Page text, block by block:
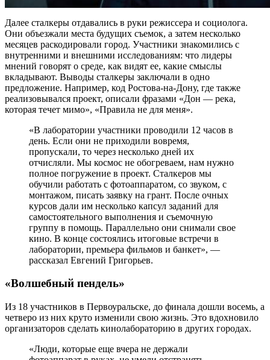
Далее сталкеры отдавались в руки режиссера и социолога.
Они объезжали места будущих съемок, а затем несколько
месяцев раскодировали город. Участники знакомились с
внутренними и внешними исследованиям: что лидеры
мнений говорят о среде, как видят ее, какие смыслы
вкладывают. Выводы сталкеры заключали в одно
предложение. Например, код Ростова-на-Дону, где также
реализовывался проект, описали фразами «Дон — река,
которая течет мимо», «Правила не для меня».
«В лаборатории участники проводили 12 часов в
день. Если они не приходили вовремя,
пропускали, то через несколько дней их
отчисляли. Мы космос не обогреваем, нам нужно
полное погружение в проект. Сталкеров мы
обучили работать с фотоаппаратом, со звуком, с
монтажом, писать заявку на грант. После очных
курсов дали им несколько капсул заданий для
самостоятельного выполнения и съемочную
группу в помощь. Параллельно они снимали свое
кино. В конце состоялись итоговые встречи в
лаборатории, премьера фильмов и банкет», —
рассказал Евгений Григорьев.
«Волшебный пендель»
Из 18 участников в Первоуральске, до финала дошли восемь, а
четверо из них круто изменили свою жизнь. Это вдохновило
организаторов сделать кинолабораторию в других городах.
«Люди, которые еще вчера не держали